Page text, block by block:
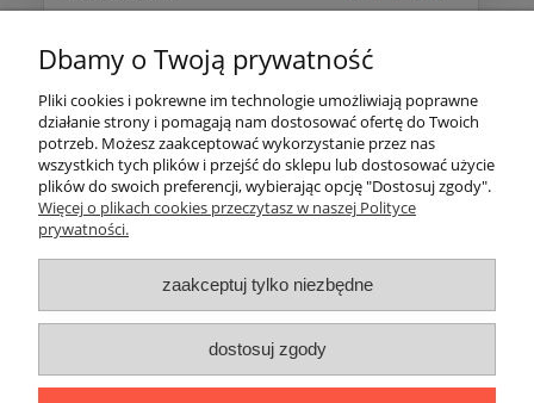
Produkt spełnia moje oczekiwania
Pomoc
Moje konto
Płatności i dostawa
Informacje
O nas
Dbamy o Twoją prywatność
Pliki cookies i pokrewne im technologie umożliwiają poprawne
działanie strony i pomagają nam dostosować ofertę do Twoich
potrzeb. Możesz zaakceptować wykorzystanie przez nas
wszystkich tych plików i przejść do sklepu lub dostosować użycie
plików do swoich preferencji, wybierając opcję "Dostosuj zgody".
Więcej o plikach cookies przeczytasz w naszej Polityce
prywatności.
zaakceptuj tylko niezbędne
dostosuj zgody